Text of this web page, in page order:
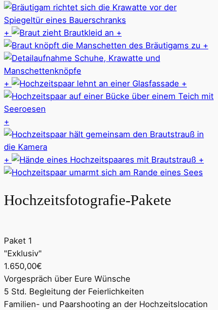
+
+
+
+ +
+
+ +
Hochzeitsfotografie-Pakete
Paket 1
"Exklusiv"
1.650,00€
Vorgespräch über Eure Wünsche
5 Std. Begleitung der Feierlichkeiten
Familien- und Paarshooting an der Hochzeitslocation